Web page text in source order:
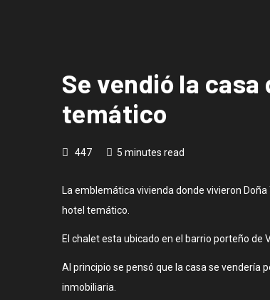
Se vendió la
temático
447 5 minutes read
La emblemática vivienda donde vivieron
hotel temático.
El chalet esta ubicado en el barrio porteño de
Al principio se pensó que la casa se vendería
inmobiliaria.